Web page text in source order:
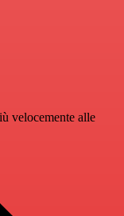
velocemente alle